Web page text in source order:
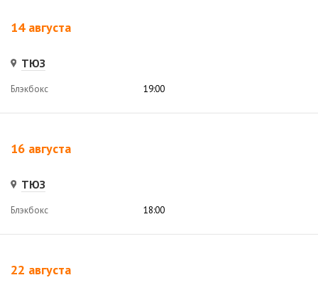
14 августа
ТЮЗ
Блэкбокс 19:00
16 августа
ТЮЗ
Блэкбокс 18:00
22 августа